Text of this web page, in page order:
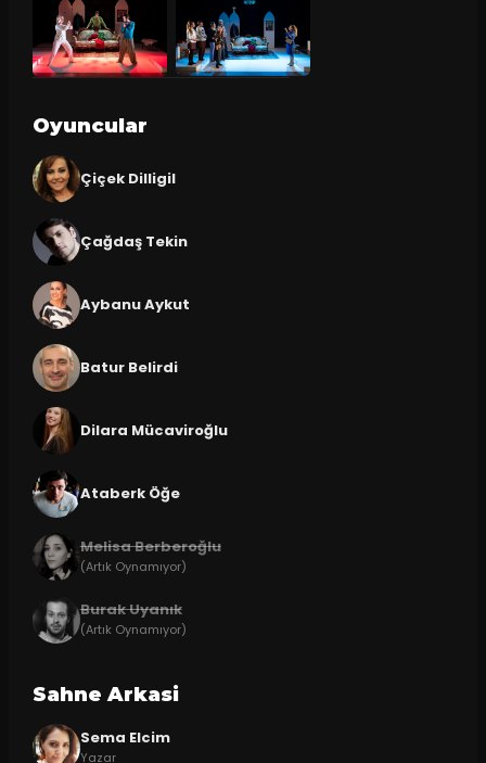
Oyuncular
Çiçek Dilligil
Çağdaş Tekin
Aybanu Aykut
Batur Belirdi
Dilara Mücaviroğlu
Ataberk Öğe
Melisa Berberoğlu
(Artık Oynamıyor)
Burak Uyanık
(Artık Oynamıyor)
Sahne Arkasi
Sema Elcim
Yazar